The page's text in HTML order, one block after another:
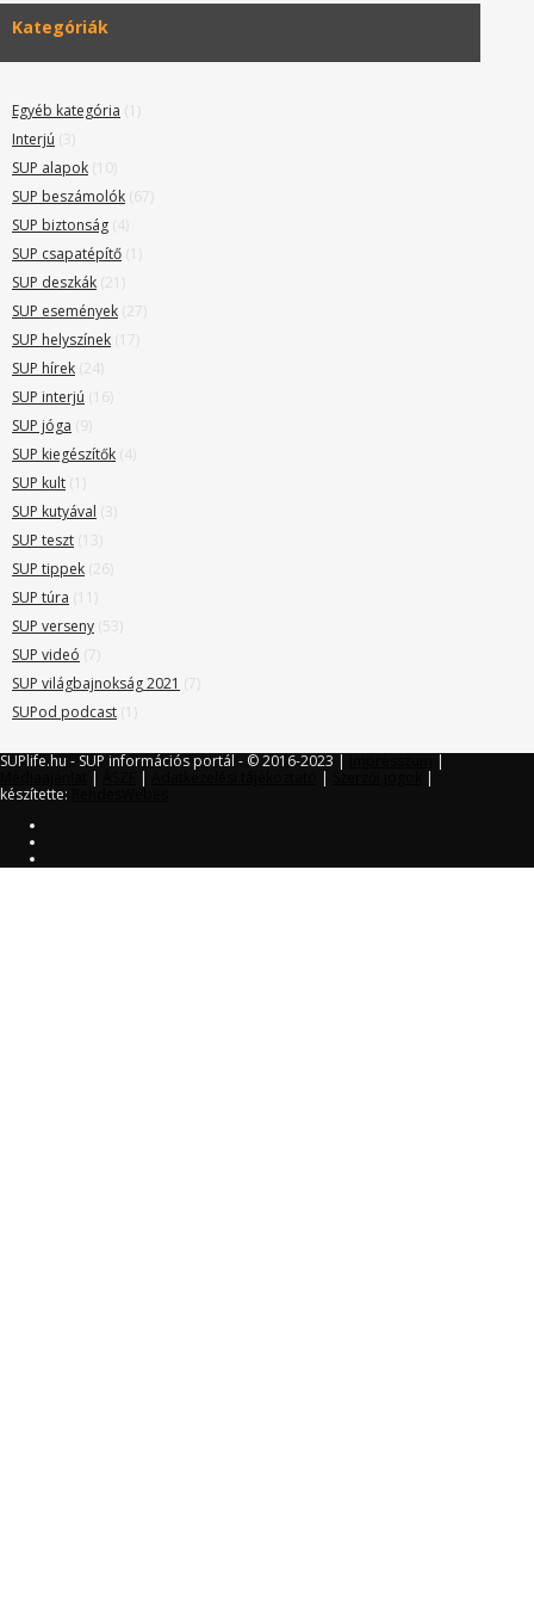
Kategóriák
Egyéb kategória (1)
Interjú (3)
SUP alapok (10)
SUP beszámolók (67)
SUP biztonság (4)
SUP csapatépítő (1)
SUP deszkák (21)
SUP események (27)
SUP helyszínek (17)
SUP hírek (24)
SUP interjú (16)
SUP jóga (9)
SUP kiegészítők (4)
SUP kult (1)
SUP kutyával (3)
SUP teszt (13)
SUP tippek (26)
SUP túra (11)
SUP verseny (53)
SUP videó (7)
SUP világbajnokság 2021 (7)
SUPod podcast (1)
SUPlife.hu - SUP információs portál - © 2016-2023 |
|
| | |
|
készítette: